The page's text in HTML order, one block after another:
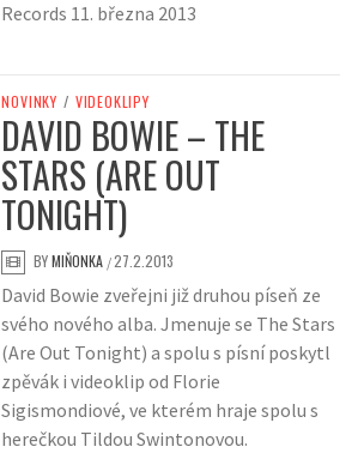
Records 11. března 2013
NOVINKY / VIDEOKLIPY
DAVID BOWIE – THE
STARS (ARE OUT
TONIGHT)
BYMIŇONKA /27.2.2013
David Bowie zveřejni již druhou píseň ze
svého nového alba. Jmenuje se The Stars
(Are Out Tonight) a spolu s písní poskytl
zpěvák i videoklip od Florie
Sigismondiové, ve kterém hraje spolu s
herečkou Tildou Swintonovou.